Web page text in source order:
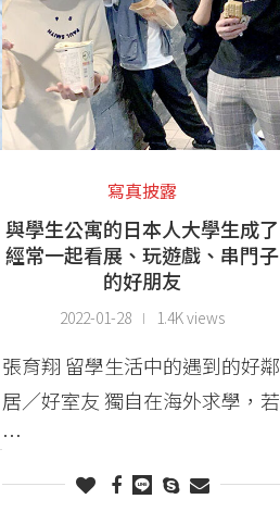
寫真披露
與學生公寓的日本人大學生成了
經常一起看展、玩遊戲、串門子
的好朋友
2022-01-28 1.4K views
張育翔 留學生活中的遇到的好鄰
居／好室友 獨自在海外求學，若
…